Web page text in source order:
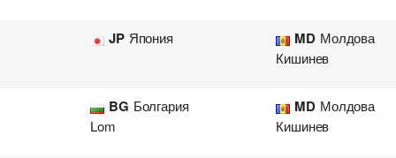
JP Япония MD Молдова
Кишинев
BG Болгария
Lom
MD Молдова
Кишинев